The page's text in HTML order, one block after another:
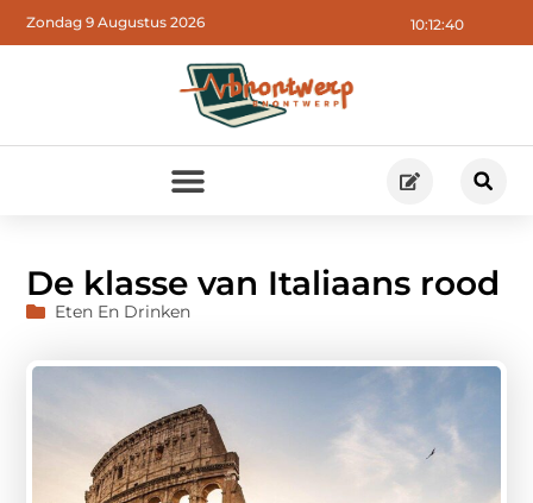
10:12:41
Zondag 9 Augustus 2026
De klasse van Italiaans rood
Eten En Drinken